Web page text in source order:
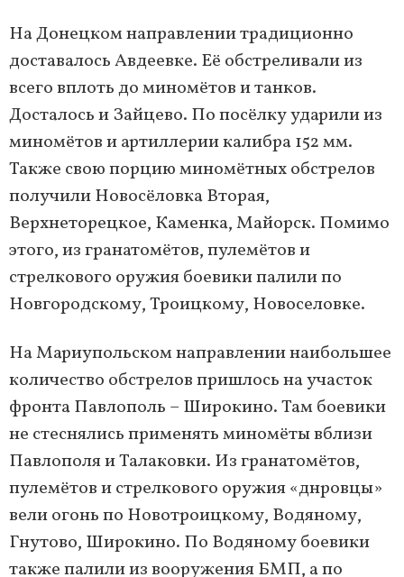
На Донецком направлении традиционно
доставалось Авдеевке. Её обстреливали из
всего вплоть до миномётов и танков.
Досталось и Зайцево. По посёлку ударили из
миномётов и артиллерии калибра 152 мм.
Также свою порцию миномётных обстрелов
получили Новосёловка Вторая,
Верхнеторецкое, Каменка, Майорск. Помимо
этого, из гранатомётов, пулемётов и
стрелкового оружия боевики палили по
Новгородскому, Троицкому, Новоселовке.
На Мариупольском направлении наибольшее
количество обстрелов пришлось на участок
фронта Павлополь – Широкино. Там боевики
не стеснялись применять миномёты вблизи
Павлополя и Талаковки. Из гранатомётов,
пулемётов и стрелкового оружия «днровцы»
вели огонь по Новотроицкому, Водяному,
Гнутово, Широкино. По Водяному боевики
также палили из вооружения БМП, а по